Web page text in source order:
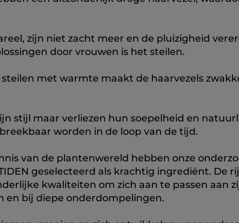
zijn niet zacht meer en de pluizigheid
door vrouwen is het steilen.
met warmte maakt de haarvezels
stijl maar verliezen hun soepelheid en
worden in de loop van de tijd.
van de plantenwereld hebben onze
geselecteerd als krachtig ingrediënt. De
kwaliteiten om zich aan te passen aan
en bij diepe onderdompelingen.